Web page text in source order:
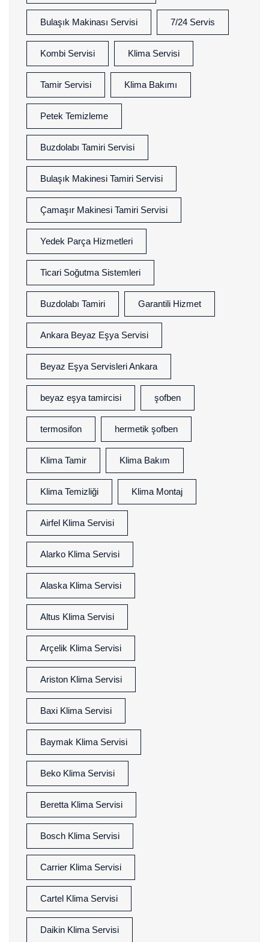
Bulaşık Makinası Servisi 7/24 Servis
Kombi Servisi Klima Servisi
Tamir Servisi Klima Bakımı
Petek Temizleme
Buzdolabı Tamiri Servisi
Bulaşık Makinesi Tamiri Servisi
Çamaşır Makinesi Tamiri Servisi
Yedek Parça Hizmetleri
Ticari Soğutma Sistemleri
Buzdolabı Tamiri Garantili Hizmet
Ankara Beyaz Eşya Servisi
Beyaz Eşya Servisleri Ankara
beyaz eşya tamircisi şofben
termosifon hermetik şofben
Klima Tamir Klima Bakım
Klima Temizliği Klima Montaj
Airfel Klima Servisi
Alarko Klima Servisi
Alaska Klima Servisi
Altus Klima Servisi
Arçelik Klima Servisi
Ariston Klima Servisi
Baxi Klima Servisi
Baymak Klima Servisi
Beko Klima Servisi
Beretta Klima Servisi
Bosch Klima Servisi
Carrier Klima Servisi
Cartel Klima Servisi
Daikin Klima Servisi